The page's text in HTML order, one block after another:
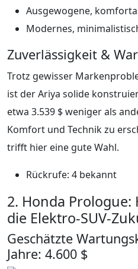
Ausgewogene,
Modernes,
Zuverlässigkeit &
Trotz gewisser
ist der Ariya solide
etwa 3.539 $ weniger als
Komfort und Technik zu
trifft hier eine gute Wahl.
Rückrufe: 4 bekannt
2. Honda Prologue:
die Elektro-SUV-
Geschätzte
Jahre: 4.600 $